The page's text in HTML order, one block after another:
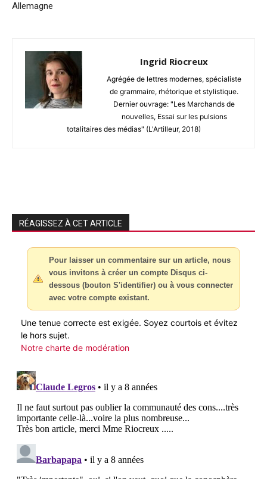
Allemagne
Ingrid Riocreux
Agrégée de lettres modernes, spécialiste
de grammaire, rhétorique et stylistique.
Dernier ouvrage: "Les Marchands de
nouvelles, Essai sur les pulsions
totalitaires des médias" (L'Artilleur, 2018)
RÉAGISSEZ À CET ARTICLE
Pour laisser un commentaire sur un article, nous
vous invitons à créer un compte Disqus ci-
dessous (bouton S'identifier) ou à vous connecter
avec votre compte existant.
Une tenue correcte est exigée. Soyez courtois et évitez
le hors sujet.
Notre charte de modération